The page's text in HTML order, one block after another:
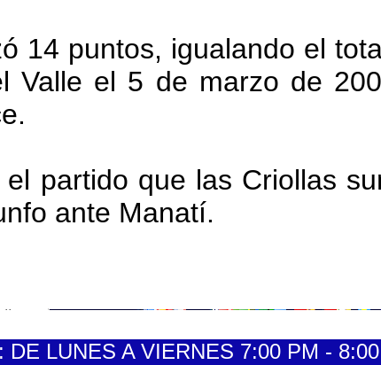
14 puntos, igualando el
Valle el 5 de marzo de
partido que las Criollas
ante Manatí.
DE LUNES A VIERNES 7:00 PM -